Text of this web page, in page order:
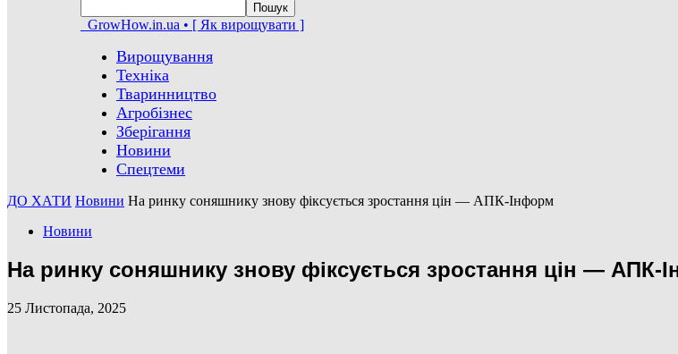
GrowHow.in.ua • [ Як вирощувати ]
Вирощування
Техніка
Тваринництво
Агробізнес
Зберігання
Новини
Спецтеми
ДО ХАТИ Новини На ринку соняшнику знову фіксується зростання цін — АПК-Інформ
Новини
На ринку соняшнику знову фіксується зростання цін — АПК-
25 Листопада, 2025